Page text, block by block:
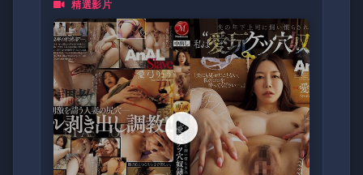
精選影片